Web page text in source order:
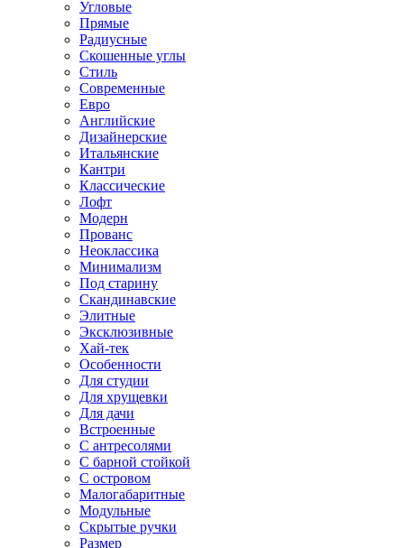
Угловые
Прямые
Радиусные
Скошенные углы
Стиль
Современные
Евро
Английские
Дизайнерские
Итальянские
Кантри
Классические
Лофт
Модерн
Прованс
Неоклассика
Минимализм
Под старину
Скандинавские
Элитные
Эксклюзивные
Хай-тек
Особенности
Для студии
Для хрущевки
Для дачи
Встроенные
С антресолями
С барной стойкой
С островом
Малогабаритные
Модульные
Скрытые ручки
Размер